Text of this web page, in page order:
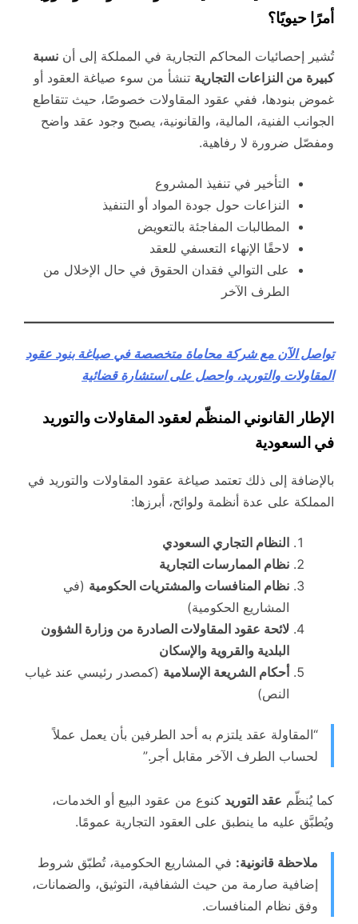
أمرًا حيويًا؟
تُشير إحصائيات المحاكم التجارية في المملكة إلى أن نسبة
كبيرة من النزاعات التجارية تنشأ من سوء صياغة العقود أو
غموض بنودها، ففي عقود المقاولات خصوصًا، حيث تتقاطع
الجوانب الفنية، المالية، والقانونية، يصبح وجود عقد واضح
ومفصّل ضرورة لا رفاهية.
التأخير في تنفيذ المشروع
النزاعات حول جودة المواد أو التنفيذ
المطالبات المفاجئة بالتعويض
لاحقًا الإنهاء التعسفي للعقد
على التوالي فقدان الحقوق في حال الإخلال من
الطرف الآخر
تواصل الآن مع شركة محاماة متخصصة في صياغة بنود عقود
المقاولات والتوريد، واحصل على استشارة قضائية
الإطار القانوني المنظّم لعقود المقاولات والتوريد
في السعودية
بالإضافة إلى ذلك تعتمد صياغة عقود المقاولات والتوريد في
المملكة على عدة أنظمة ولوائح، أبرزها:
النظام التجاري السعودي
نظام الممارسات التجارية
نظام المنافسات والمشتريات الحكومية (في
المشاريع الحكومية)
لائحة عقود المقاولات الصادرة من وزارة الشؤون
البلدية والقروية والإسكان
أحكام الشريعة الإسلامية (كمصدر رئيسي عند غياب
النص)
“المقاولة عقد يلتزم به أحد الطرفين بأن يعمل عملاً
لحساب الطرف الآخر مقابل أجر.”
كما يُنظّم عقد التوريد كنوع من عقود البيع أو الخدمات،
ويُطبَّق عليه ما ينطبق على العقود التجارية عمومًا.
ملاحظة قانونية: في المشاريع الحكومية، تُطبّق شروط
إضافية صارمة من حيث الشفافية، التوثيق، والضمانات،
وفق نظام المنافسات.